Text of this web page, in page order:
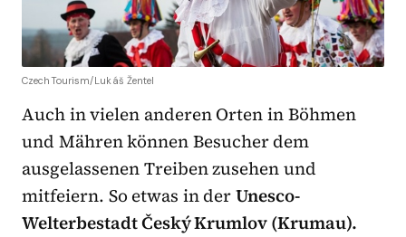
CzechTourism/Lukáš Žentel
Auch in vielen anderen Orten in Böhmen
und Mähren können Besucher dem
ausgelassenen Treiben zusehen und
mitfeiern. So etwas in derUnesco-
Welterbestadt Český Krumlov (Krumau).